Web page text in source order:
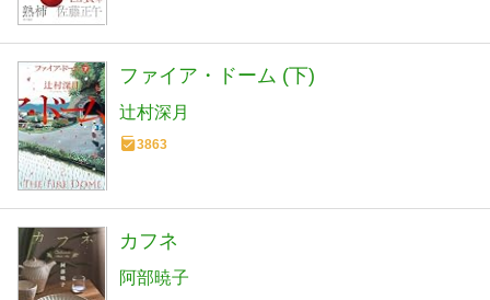
ファイア・ドーム (下)
辻村深月
3863
カフネ
阿部暁子